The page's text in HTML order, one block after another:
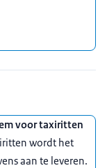
voor taxiritten
wordt het
aan te leveren.